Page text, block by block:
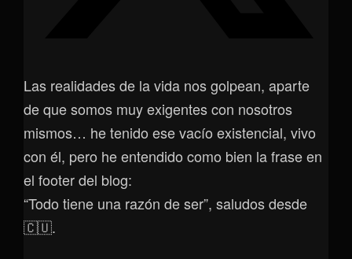
Las realidades de la vida nos golpean, aparte
de que somos muy exigentes con nosotros
mismos… he tenido ese vacío existencial, vivo
con él, pero he entendido como bien la frase en
el footer del blog:
“Todo tiene una razón de ser”, saludos desde
🇨🇺.